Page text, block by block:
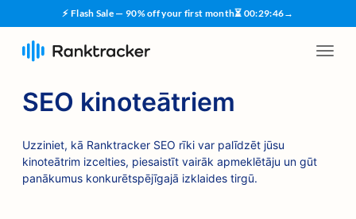
⚡ Flash Sale — 90% off your first month⏳ 00:29:45→
SEO kinoteātriem
Uzziniet, kā Ranktracker SEO rīki var palīdzēt jūsu
kinoteātrim izcelties, piesaistīt vairāk apmeklētāju un gūt
panākumus konkurētspējīgajā izklaides tirgū.